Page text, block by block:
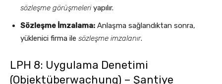
sözleşme görüşmeleriyapılır.
Sözleşme İmzalama: Anlaşma sağlandıktan sonra,
yüklenici firma ile sözleşme imzalanır.
LPH 8: Uygulama Denetimi
(Objektüberwachung) – Şantiye